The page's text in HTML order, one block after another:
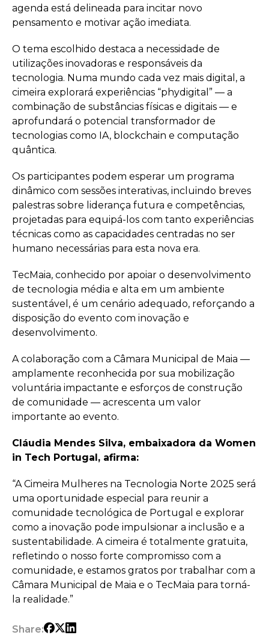
agenda está delineada para incitar novo
pensamento e motivar ação imediata.
O tema escolhido destaca a necessidade de
utilizações inovadoras e responsáveis da
tecnologia. Numa mundo cada vez mais digital, a
cimeira explorará experiências “phydigital” — a
combinação de substâncias físicas e digitais — e
aprofundará o potencial transformador de
tecnologias como IA, blockchain e computação
quântica.
Os participantes podem esperar um programa
dinâmico com sessões interativas, incluindo breves
palestras sobre liderança futura e competências,
projetadas para equipá-los com tanto experiências
técnicas como as capacidades centradas no ser
humano necessárias para esta nova era.
TecMaia, conhecido por apoiar o desenvolvimento
de tecnologia média e alta em um ambiente
sustentável, é um cenário adequado, reforçando a
disposição do evento com inovação e
desenvolvimento.
A colaboração com a Câmara Municipal de Maia —
amplamente reconhecida por sua mobilização
voluntária impactante e esforços de construção
de comunidade — acrescenta um valor
importante ao evento.
Cláudia Mendes Silva, embaixadora da Women
in Tech Portugal, afirma:
“A Cimeira Mulheres na Tecnologia Norte 2025 será
uma oportunidade especial para reunir a
comunidade tecnológica de Portugal e explorar
como a inovação pode impulsionar a inclusão e a
sustentabilidade. A cimeira é totalmente gratuita,
refletindo o nosso forte compromisso com a
comunidade, e estamos gratos por trabalhar com a
Câmara Municipal de Maia e o TecMaia para torná-
la realidade.”
Share: